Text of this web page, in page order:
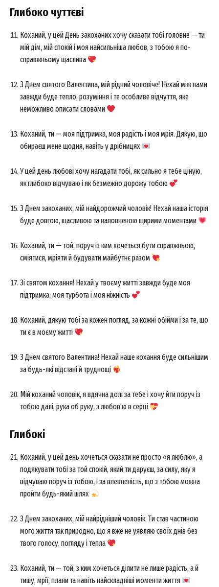
Глибоко чуттєві
Коханий, у цей День закоханих хочу сказати тобі головне — ти
мій дім, мій спокій і моя найсильніша любов, з тобою я по-
справжньому щаслива
З Днем святого Валентина, мій рідний чоловіче! Нехай між нами
завжди буде тепло, розуміння і те особливе відчуття, яке
неможливо описати словами
Коханий, ти — моя підтримка, моя радість і моя мрія. Дякую, що
обираєш мене щодня, навіть у дрібницях
У цей день любові хочу нагадати тобі, як сильно я тебе ціную,
як глибоко відчуваю і як безмежно дорожу тобою
З Днем закоханих, мій найдорожчий чоловік! Нехай наша історія
буде довгою, щасливою та наповненою щирими моментами
Коханий, ти — той, поруч із ким хочеться бути справжньою,
сміятися, мріяти й будувати майбутнє разом
Зі святом кохання! Нехай у твоєму житті завжди буде моя
підтримка, моя турбота і моя ніжність
Коханий, дякую тобі за кожен погляд, за кожні обійми і за те, що
ти є в моєму житті
З Днем святого Валентина! Нехай наше кохання буде сильнішим
за будь-які відстані й труднощі
Мій коханий чоловік, я вдячна долі за тебе і хочу йти поруч із
тобою далі, рука об руку, з любов’ю в серці
Глибокі
Коханий, у цей день хочеться сказати не просто «я люблю», а
подякувати тобі за той спокій, який ти даруєш, за силу, яку я
відчуваю поруч із тобою, і за впевненість, що з тобою можна
пройти будь-який шлях
З Днем закоханих, мій найрідніший чоловік. Ти став частиною
мого життя так природно, що я вже не уявляю своїх днів без
твого голосу, погляду і тепла
Коханий, ти — той, з ким хочеться ділити не лише радість, а й
тишу, мрії, плани та навіть найскладніші моменти життя